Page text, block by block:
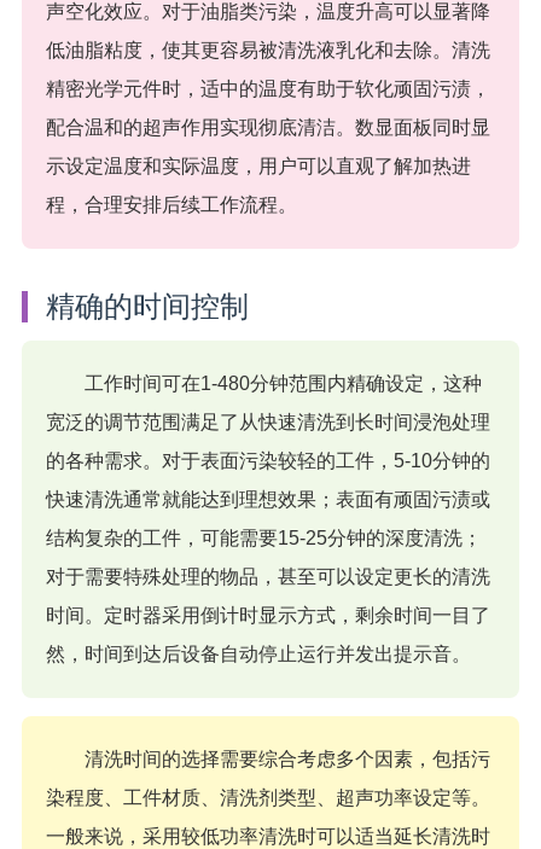
声空化效应。对于油脂类污染，温度升高可以显著降
低油脂粘度，使其更容易被清洗液乳化和去除。清洗
精密光学元件时，适中的温度有助于软化顽固污渍，
配合温和的超声作用实现彻底清洁。数显面板同时显
示设定温度和实际温度，用户可以直观了解加热进
程，合理安排后续工作流程。
精确的时间控制
工作时间可在1-480分钟范围内精确设定，这种
宽泛的调节范围满足了从快速清洗到长时间浸泡处理
的各种需求。对于表面污染较轻的工件，5-10分钟的
快速清洗通常就能达到理想效果；表面有顽固污渍或
结构复杂的工件，可能需要15-25分钟的深度清洗；
对于需要特殊处理的物品，甚至可以设定更长的清洗
时间。定时器采用倒计时显示方式，剩余时间一目了
然，时间到达后设备自动停止运行并发出提示音。
清洗时间的选择需要综合考虑多个因素，包括污
染程度、工件材质、清洗剂类型、超声功率设定等。
一般来说，采用较低功率清洗时可以适当延长清洗时